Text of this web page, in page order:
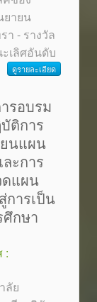
ยายน
- รางวัล
ะเลิศอันดับ
ดูรายละเอียด
รอบรม
ติการ
นแผน
ะการ
ดแผน
การเป็น
กษา
:
ลัย